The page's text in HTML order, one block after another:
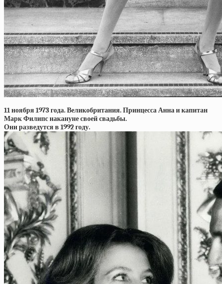
11 ноября 1973 года. Великобритания. Принцесса Анна и капитан
Марк Филипс накануне своей свадьбы.
Они разведутся в 1992 году.